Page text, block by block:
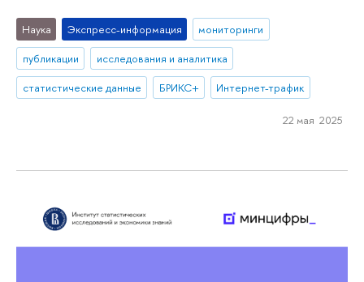
Наука Экспресс-информация
мониторинги
публикации
исследования и аналитика
статистические данные
БРИКС+ Интернет-трафик
22 мая 2025